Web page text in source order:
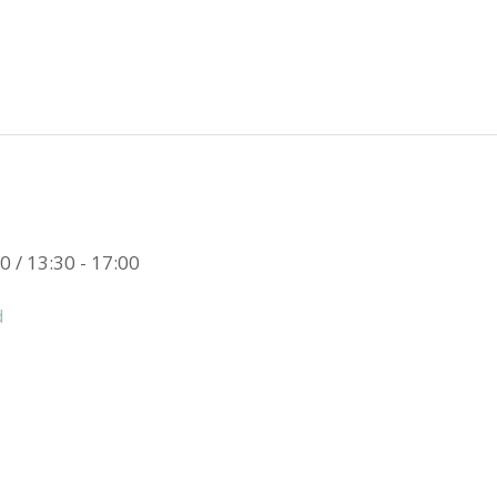
/ 13:30 - 17:00